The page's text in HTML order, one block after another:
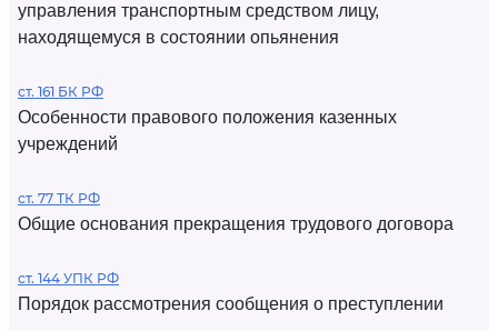
управления транспортным средством лицу,
находящемуся в состоянии опьянения
ст. 161 БК РФ
Особенности правового положения казенных
учреждений
ст. 77 ТК РФ
Общие основания прекращения трудового договора
ст. 144 УПК РФ
Порядок рассмотрения сообщения о преступлении